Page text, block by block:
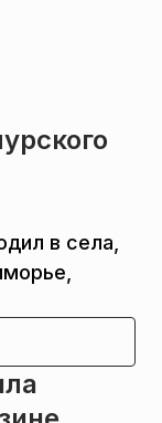
в села,